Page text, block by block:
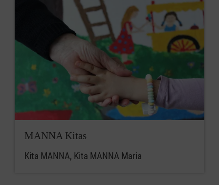
MANNA Kitas
Kita MANNA, Kita MANNA Maria